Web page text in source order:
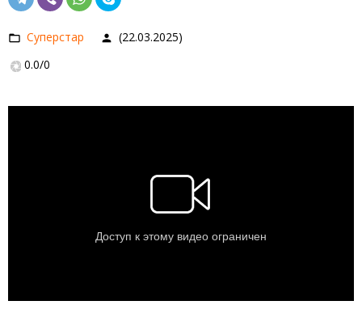
Суперстар
(22.03.2025)
0.0/0